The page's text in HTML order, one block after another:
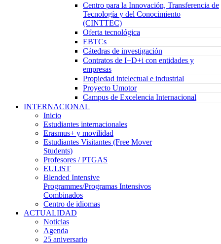
Centro para la Innovación, Transferencia de
Tecnología y del Conocimiento
(CINTTEC)
Oferta tecnológica
EBTCs
Cátedras de investigación
Contratos de I+D+i con entidades y
empresas
Propiedad intelectual e industrial
Proyecto Umotor
Campus de Excelencia Internacional
INTERNACIONAL
Inicio
Estudiantes internacionales
Erasmus+ y movilidad
Estudiantes Visitantes (Free Mover
Students)
Profesores / PTGAS
EULiST
Blended Intensive
Programmes/Programas Intensivos
Combinados
Centro de idiomas
ACTUALIDAD
Noticias
Agenda
25 aniversario